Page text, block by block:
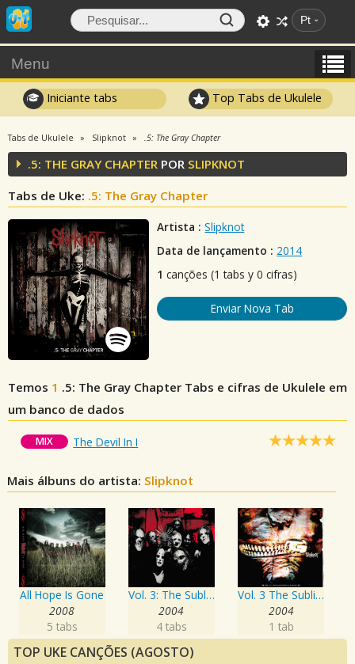
Pt
Menu
Iniciante tabs Top Tabs de Ukulele
Tabs de Ukulele Slipknot .5: The Gray Chapter
.5: THE GRAY CHAPTER POR SLIPKNOT
Tabs de Uke: .5: The Gray Chapter
Artista : Slipknot
Data de lançamento : 2014
1 canções (1 tabs y 0 cifras)
Enviar Nova Tab
Temos 1 .5: The Gray Chapter Tabs e cifras de Ukulele em
um banco de dados
MIX The Devil In I
Mais álbuns do artista: Slipknot
All Hope Is Gone
2008
5 tabs
Vol. 3: The Subliminal Verses
2004
4 tabs
Vol. 3 The Subliminal Verses
2004
1 tab
TOP UKE CANÇÕES (AGOSTO)